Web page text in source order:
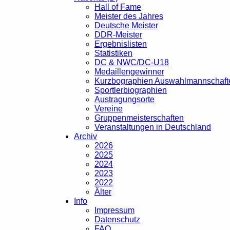
Hall of Fame
Meister des Jahres
Deutsche Meister
DDR-Meister
Ergebnislisten
Statistiken
DC & NWC/DC-U18
Medaillengewinner
Kurzbographien
Sportlerbiographien
Austragungsorte
Vereine
Gruppenmeisterschaften
Veranstaltungen in Deutschland
Archiv
2026
2025
2024
2023
2022
Älter
Info
Impressum
Datenschutz